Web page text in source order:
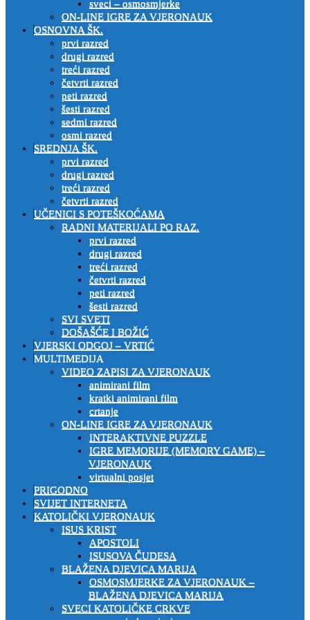
sveci – osmosmjerke
ON-LINE IGRE ZA VJERONAUK
OSNOVNA ŠK.
prvi razred
drugi razred
treći razred
četvrti razred
peti razred
šesti razred
sedmi razred
osmi razred
SREDNJA ŠK.
prvi razred
drugi razred
treći razred
četvrti razred
UČENICI S POTEŠKOĆAMA
RADNI MATERIJALI PO RAZ.
prvi razred
drugi razred
treći razred
četvrti razred
peti razred
šesti razred
SVI SVETI
DOŠAŠĆE I BOŽIĆ
VJERSKI ODGOJ – VRTIĆ
MULTIMEDIJA
VIDEO ZAPISI ZA VJERONAUK
animirani film
kratki animirani film
crtanje
ON-LINE IGRE ZA VJERONAUK
INTERAKTIVNE PUZZLE
IGRE MEMORIJE (MEMORY GAME) –
VJERONAUK
virtualni posjet
PRIGODNO
SVIJET INTERNETA
KATOLIČKI VJERONAUK
ISUS KRIST
APOSTOLI
ISUSOVA ČUDESA
BLAŽENA DJEVICA MARIJA
OSMOSMJERKE ZA VJERONAUK –
BLAŽENA DJEVICA MARIJA
SVECI KATOLIČKE CRKVE